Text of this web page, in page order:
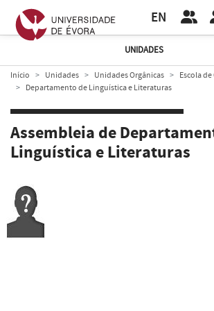
EN
UNIDADES
Início Unidades Unidades Orgânicas
Escola de
Departamento de Linguística e Literaturas
Assembleia de
Linguística e Literaturas